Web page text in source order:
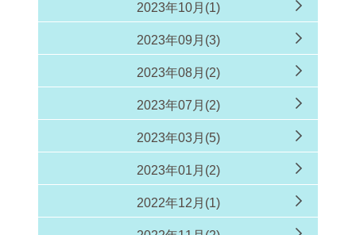
2023年10月(1)
2023年09月(3)
2023年08月(2)
2023年07月(2)
2023年03月(5)
2023年01月(2)
2022年12月(1)